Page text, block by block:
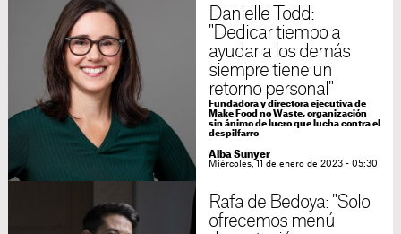
Danielle Todd:
"Dedicar tiempo a
ayudar a los demás
siempre tiene un
retorno personal"
Fundadora y directora ejecutiva de
Make Food no Waste, organización
sin ánimo de lucro que lucha contra el
despilfarro
Alba Sunyer
Miércoles, 11 de enero de 2023 - 05:30
Rafa de Bedoya: "Solo
ofrecemos menú